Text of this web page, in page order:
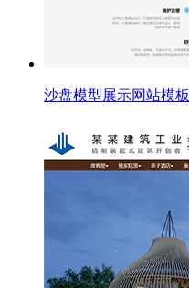
沙盘模型展示网站模板